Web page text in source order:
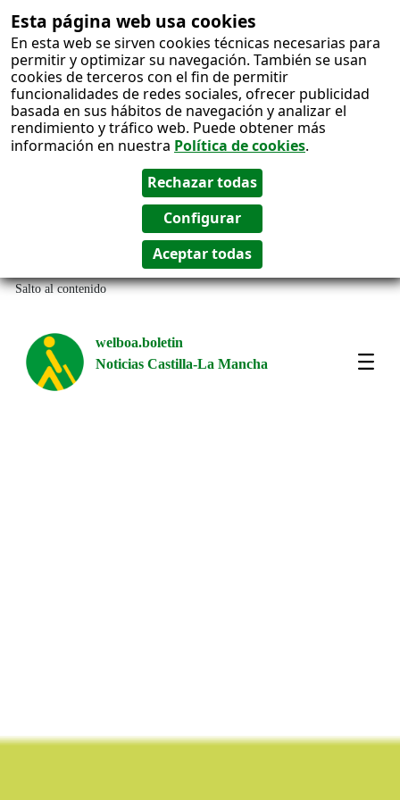
Esta página web usa cookies
En esta web se sirven cookies técnicas necesarias para
permitir y optimizar su navegación. También se usan
cookies de terceros con el fin de permitir
funcionalidades de redes sociales, ofrecer publicidad
basada en sus hábitos de navegación y analizar el
rendimiento y tráfico web. Puede obtener más
información en nuestra Política de cookies.
Salto al contenido
welboa.boletin
Noticias Castilla-La Mancha